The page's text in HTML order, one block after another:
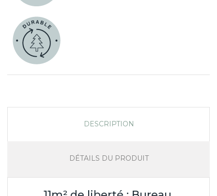
DESCRIPTION
DÉTAILS DU PRODUIT